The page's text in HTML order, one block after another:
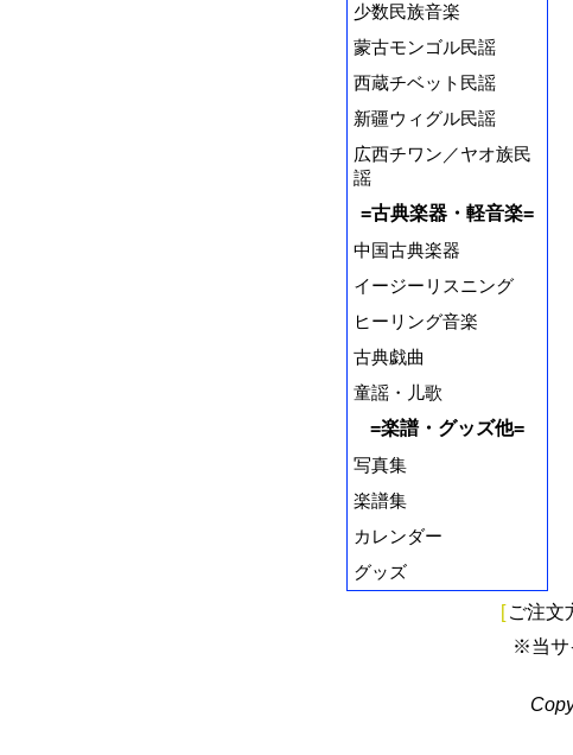
少数民族音楽
蒙古モンゴル民謡
西蔵チベット民謡
新疆ウィグル民謡
広西チワン／ヤオ族民
謡
=古典楽器・軽音楽=
中国古典楽器
イージーリスニング
ヒーリング音楽
古典戯曲
童謡・儿歌
=楽譜・グッズ他=
写真集
楽譜集
カレンダー
グッズ
[ ご注文
※当サ